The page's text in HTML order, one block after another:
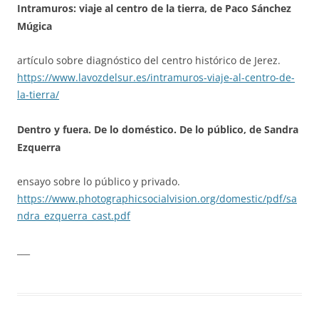
Intramuros: viaje al centro de la tierra, de Paco Sánchez
Múgica
artículo sobre diagnóstico del centro histórico de Jerez.
https://www.lavozdelsur.es/intramuros-viaje-al-centro-de-
la-tierra/
Dentro y fuera. De lo doméstico. De lo público, de Sandra
Ezquerra
ensayo sobre lo público y privado.
https://www.photographicsocialvision.org/domestic/pdf/sa
ndra_ezquerra_cast.pdf